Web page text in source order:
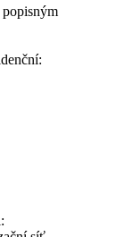
popisným